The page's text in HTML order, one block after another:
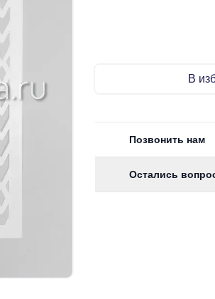
В
Позвонить нам
Остались